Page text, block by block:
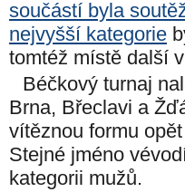
součástí byla
nejvyšší kategorie
tomtéž místě další
Béčkový turnaj
Brna, Břeclavi a
vítěznou formu
Stejné jméno
kategorii mužů.